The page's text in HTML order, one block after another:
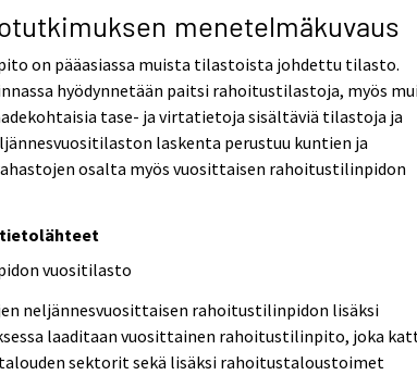
menetelmäkuvaus
on pääasiassa muista tilastoista johdettu tilasto.
hyödynnetään paitsi rahoitustilastoja, myös
tase- ja virtatietoja sisältäviä tilastoja ja
laskenta perustuu kuntien ja
osalta myös vuosittaisen rahoitustilinpidon
vuositilasto
neljännesvuosittaisen rahoitustilinpidon lisäksi
laaditaan vuosittainen rahoitustilinpito, joka
sektorit sekä lisäksi rahoitustaloustoimet